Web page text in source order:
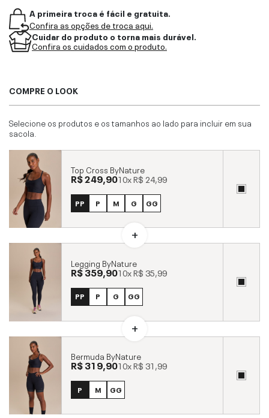
A primeira troca é fácil e gratuita.
Confira as opções de troca aqui.
Cuidar do produto o torna mais durável.
Confira os cuidados com o produto.
COMPRE O LOOK
Selecione os produtos e os tamanhos ao lado para incluir em sua
sacola.
Top Cross ByNature
R$ 249,9010xR$ 24,99
PP P M G GG
Legging ByNature
R$ 359,9010xR$ 35,99
PP P G GG
Bermuda ByNature
R$ 319,9010xR$ 31,99
P M GG